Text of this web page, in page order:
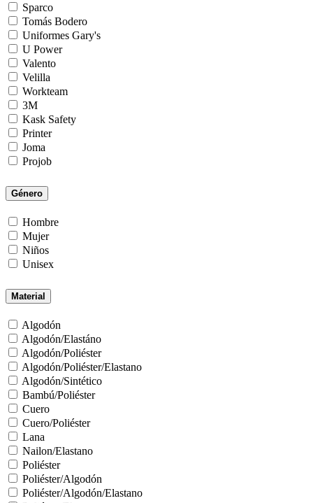
Sparco
Tomás Bodero
Uniformes Gary's
U Power
Valento
Velilla
Workteam
3M
Kask Safety
Printer
Joma
Projob
Género
Hombre
Mujer
Niños
Unisex
Material
Algodón
Algodón/Elastáno
Algodón/Poliéster
Algodón/Poliéster/Elastano
Algodón/Sintético
Bambú/Poliéster
Cuero
Cuero/Poliéster
Lana
Nailon/Elastano
Poliéster
Poliéster/Algodón
Poliéster/Algodón/Elastano